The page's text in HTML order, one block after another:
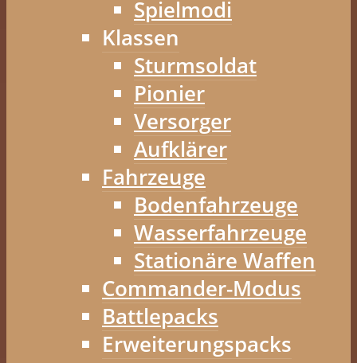
Spielmodi
Klassen
Sturmsoldat
Pionier
Versorger
Aufklärer
Fahrzeuge
Bodenfahrzeuge
Wasserfahrzeuge
Stationäre Waffen
Commander-Modus
Battlepacks
Erweiterungspacks